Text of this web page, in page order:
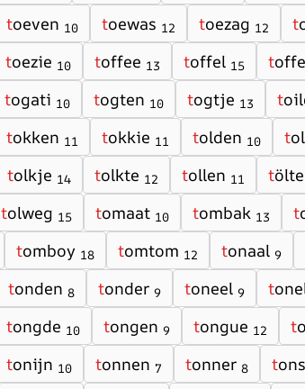
toeven 10 toewas 12 toezag 12 t
toezie 10 toffee 13 toffel 15 t
togati 10 togten 10 togtje 13 t
tokken 11 tokkie 11 tolden 10 t
tolkje 14 tolkte 12 tollen 11 t
tolweg 15 tomaat 10 tombak 13 t
tomboy 18 tomtom 12 tonaal 9
tonden 8 tonder 9 toneel 9 t
tongde 10 tongen 9 tongue 12 t
tonijn 10 tonnen 7 tonner 8 t